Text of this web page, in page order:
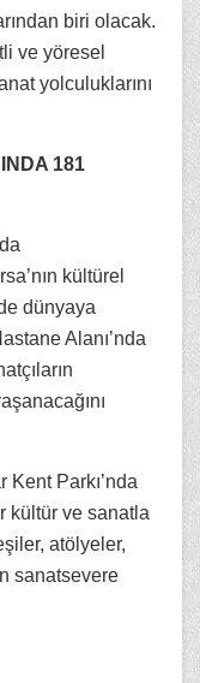
biri olacak.
ve yöresel
yolculuklarını
181
kültürel
dünyaya
Alanı’nda
Parkı’nda
kültür ve sanatla
atölyeler,
sanatsevere